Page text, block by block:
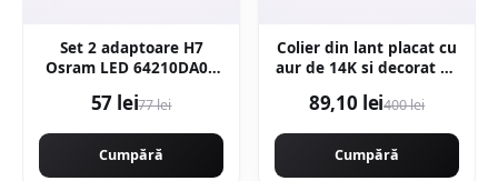
Set 2 adaptoare H7
Osram LED 64210DA05
57 lei77 lei
Cumpără
Colier din lant placat cu
aur de 14K si decorat cu
89,10 lei400 lei
Cumpără